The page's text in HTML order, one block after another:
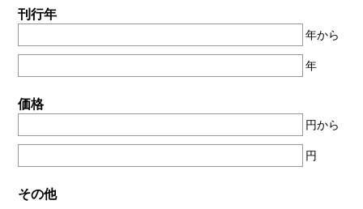
刊行年
年から
年
価格
円から
円
その他